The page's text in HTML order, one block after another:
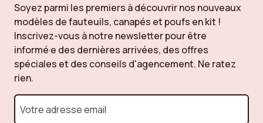
Soyez parmi les premiers à découvrir nos nouveaux
modèles de fauteuils, canapés et poufs en kit !
Inscrivez-vous à notre newsletter pour être
informé·e des dernières arrivées, des offres
spéciales et des conseils d'agencement. Ne ratez
rien.